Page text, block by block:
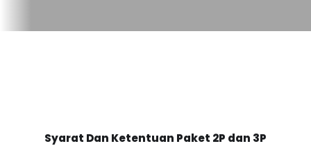
Syarat Dan Ketentuan Paket 2P dan 3P